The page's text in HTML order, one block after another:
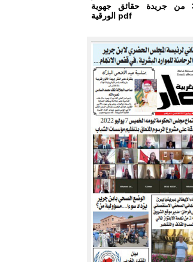
تصفحوا العدد 347 من جريدة حقائق جهوية
الورقية pdf